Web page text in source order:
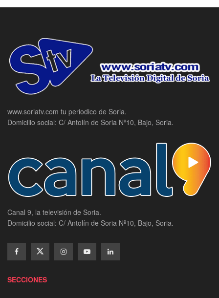
www.soriatv.com tu periodico de Soria.
Domicilio social: C/ Antolín de Soria Nº10, Bajo, Soria.
Canal 9, la televisión de Soria.
Domicilio social: C/ Antolín de Soria Nº10, Bajo, Soria.
SECCIONES